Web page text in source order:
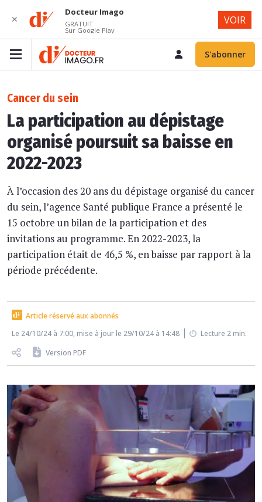
S'abonner
Cancer du sein
La participation au dépistage
organisé poursuit sa baisse en
2022-2023
À l’occasion des 20 ans du dépistage organisé du cancer
du sein, l’agence Santé publique France a présenté le
15 octobre un bilan de la participation et des
invitations au programme. En 2022-2023, la
participation était de 46,5 %, en baisse par rapport à la
période précédente.
Article réservé aux abonnés
Le 24/10/24 à 7:00, mise à jour le 29/10/24 à 14:48
Lecture 2 min.
Version PDF
✕
Docteur Imago
GRATUIT
Sur Google Play
VOIR